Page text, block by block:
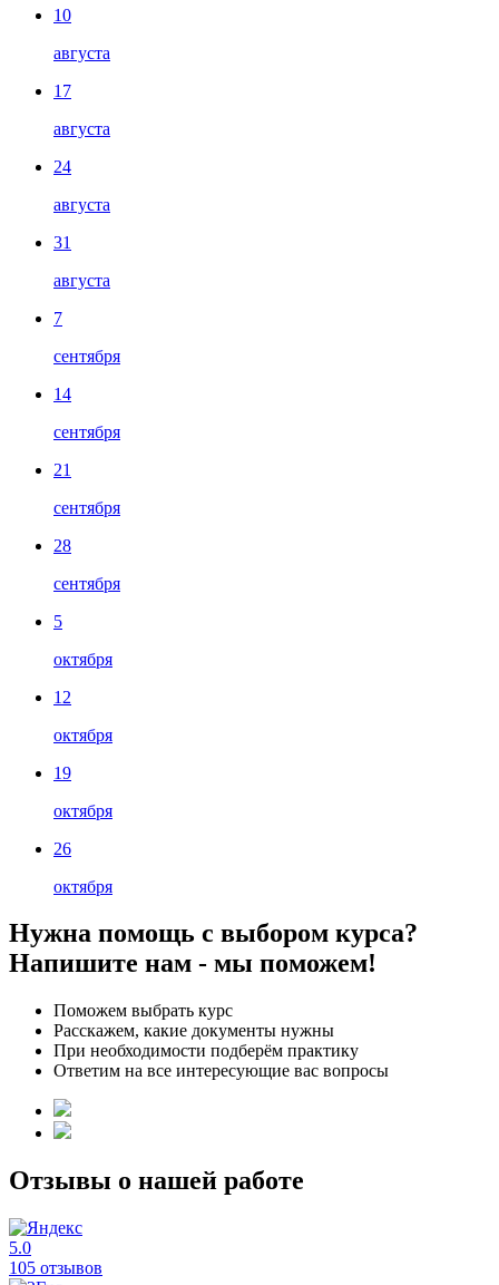
10
августа
17
августа
24
августа
31
августа
7
сентября
14
сентября
21
сентября
28
сентября
5
октября
12
октября
19
октября
26
октября
Нужна помощь с выбором курса?
Напишите нам - мы поможем!
Поможем выбрать курс
Расскажем, какие документы нужны
При необходимости подберём практику
Ответим на все интересующие вас вопросы
Отзывы о нашей работе
5.0
105 отзывов